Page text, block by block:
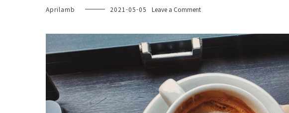
Aprilamb 2021-05-05 Leave a Commenton
휘
낭
에